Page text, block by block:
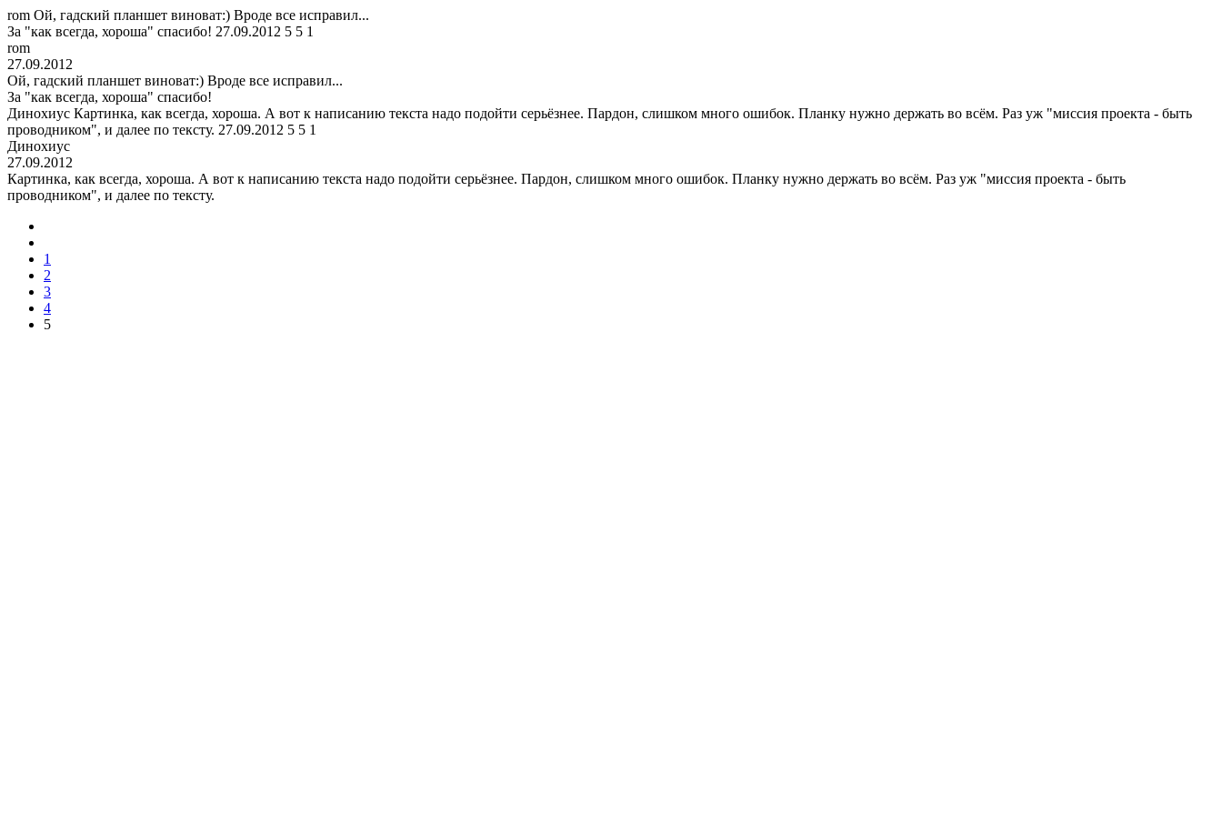
rom Ой, гадский планшет виноват:) Вроде все исправил...
За "как всегда, хороша" спасибо! 27.09.2012 5 5 1
rom
27.09.2012
Ой, гадский планшет виноват:) Вроде все исправил...
За "как всегда, хороша" спасибо!
Динохиус Картинка, как всегда, хороша. А вот к написанию текста надо подойти серьёзнее. Пардон, слишком много ошибок. Планку нужно держать во всём. Раз уж "миссия проекта - быть
проводником", и далее по тексту. 27.09.2012 5 5 1
Динохиус
27.09.2012
Картинка, как всегда, хороша. А вот к написанию текста надо подойти серьёзнее. Пардон, слишком много ошибок. Планку нужно держать во всём. Раз уж "миссия проекта - быть
проводником", и далее по тексту.
1
2
3
4
5